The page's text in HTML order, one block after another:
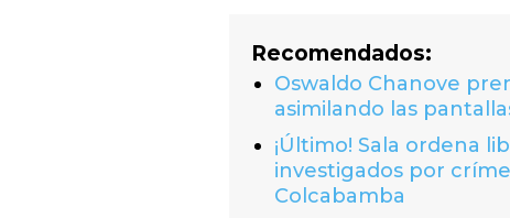
Recomendados:
Oswaldo Chanove
asimilando las
¡Último! Sala ordena
investigados por
Colcabamba